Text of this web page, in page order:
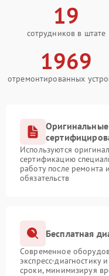
19
сотрудников в штате
1969
отремонтированных
Оригинальные
Используются
сертификацию
работу после ремонта
обязательств
Бесплатная
Современное
экспресс-диагностику
сроки, минимизируя